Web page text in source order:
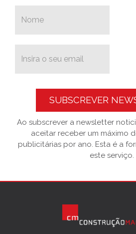
SUBSCREVER
Ao subscrever a newsletter
aceitar receber um máximo
publicitárias por ano. Esta é a
este serviço.